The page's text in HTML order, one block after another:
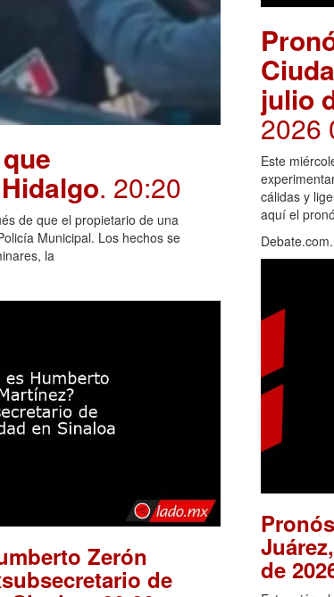
. 20:20
de que el propietario de una
Municipal. Los hechos se
la
Zerón
de
julio
2026
Este
cálidas y
aquí el
de